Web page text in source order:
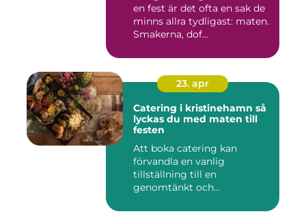
en fest är det ofta en sak de
minns allra tydligast: maten.
Smakerna, dof...
23. apr
Catering i kristinehamn så
lyckas du med maten till
festen
Att boka catering kan
förvandla en vanlig
tillställning till en
genomtänkt och